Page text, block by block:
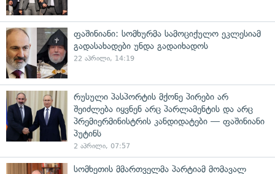
ფაშინიანი: სომხურმა სამოციქულო ეკლესიამ
გადასახადები უნდა გადაიხადოს
22 აპრილი, 14:19
რუსული პასპორტის მქონე პირები არ
შეიძლება იყვნენ არც პარლამენტის და არც
პრემიერმინისტრის კანდიდატები — ფაშინიანი
პუტინს
2 აპრილი, 07:57
სომხეთის მმართველმა პარტიამ მომავალ